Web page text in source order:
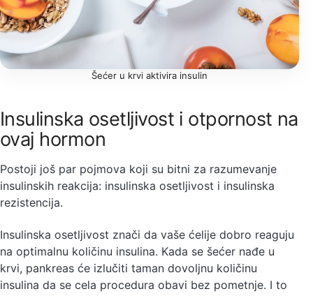
Šećer u krvi aktivira insulin
Insulinska osetljivost i otpornost na
ovaj hormon
Postoji još par pojmova koji su bitni za razumevanje
insulinskih reakcija: insulinska osetljivost i insulinska
rezistencija.
Insulinska osetljivost znači da vaše ćelije dobro reaguju
na optimalnu količinu insulina. Kada se šećer nađe u
krvi, pankreas će izlučiti taman dovoljnu količinu
insulina da se cela procedura obavi bez pometnje. I to